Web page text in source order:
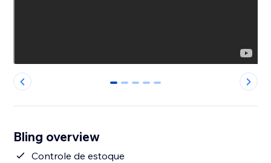
0 1 2 3 4
Bling overview
Controle de estoque